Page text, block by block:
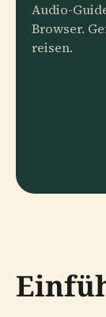
Audio-
Browser.
reisen.